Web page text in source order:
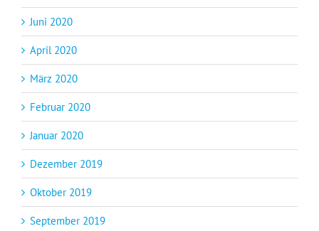
Juni 2020
April 2020
März 2020
Februar 2020
Januar 2020
Dezember 2019
Oktober 2019
September 2019